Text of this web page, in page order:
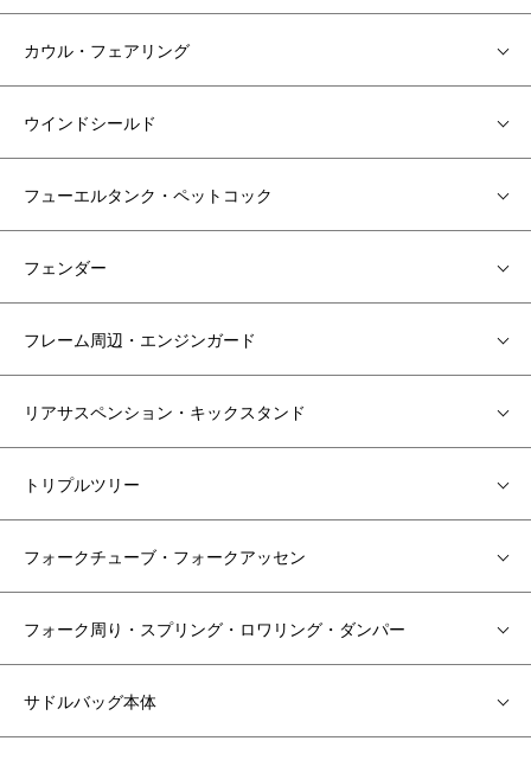
カウル・フェアリング
ウインドシールド
フューエルタンク・ペットコック
フェンダー
フレーム周辺・エンジンガード
リアサスペンション・キックスタンド
トリプルツリー
フォークチューブ・フォークアッセン
フォーク周り・スプリング・ロワリング・ダンパー
サドルバッグ本体